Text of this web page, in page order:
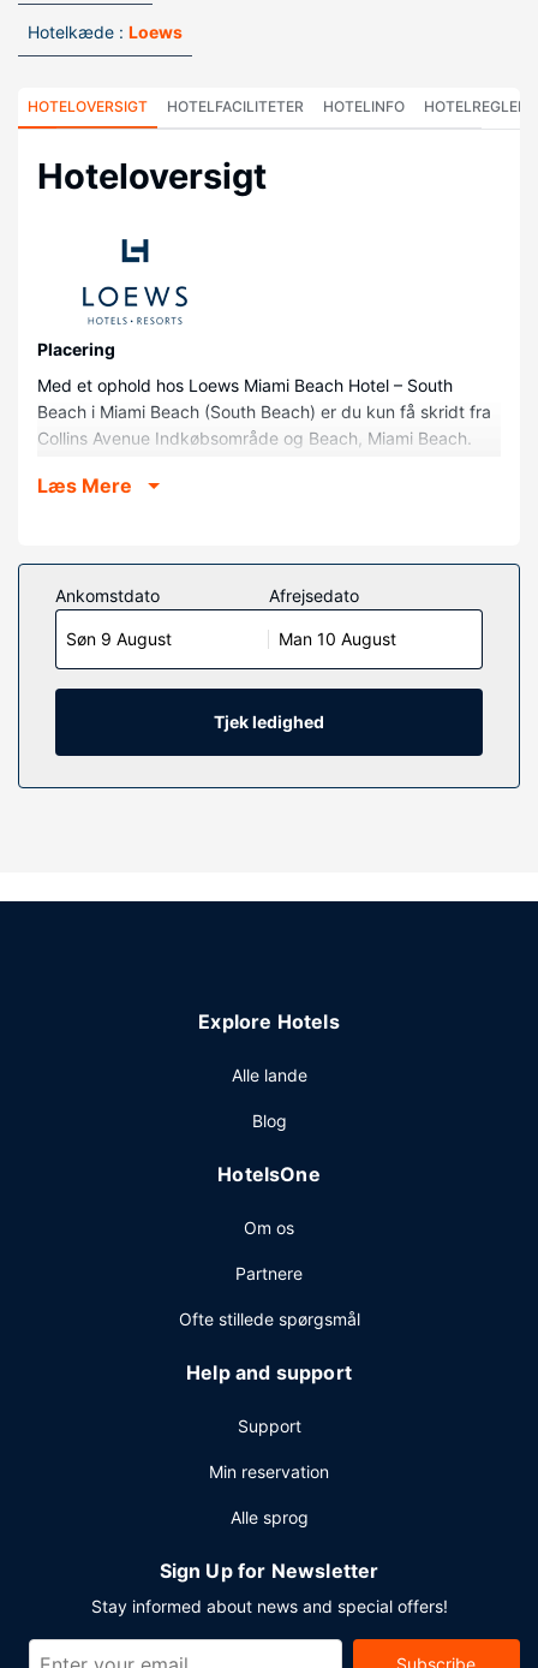
Hotelkæde : Loews
HOTELOVERSIGT HOTELFACILITETER HOTELINFO HOTELREGLER
Hoteloversigt
Placering
Med et ophold hos Loews Miami Beach Hotel – South
Beach i Miami Beach (South Beach) er du kun få skridt fra
Collins Avenue Indkøbsområde og Beach, Miami Beach.
1 km fra Miami Beach Convention Center.
Føl dig hjemme i et af de 790 aircondition-afkølede
værelser, der indeholder minibar og smart-tv. Din seng er
udstyret med dundyner og premium-sengetøj. Et tv med
kabelkanaler sørger for underholdningen. Værelset har et
privat badeværelse med badekar eller bruser samt
designertoiletartikler og hårtørrer.
nyde massage, kropsbehandlinger samt
i art deco-stil inkluderer concierge-tjenester, babysitning
restauranter på dette hotel. Du kan også blive på værelset
eller hente en snack på stedets kaffebar/café. Afslut
morgenmad serveres på hverdage fra kl. 07.00 til kl. 11.00
Gæsterne har blandt andet adgang til et forretningscenter,
Selvstændig parkering (tillægsgebyr) er til rådighed på
Læs Mere
Ankomstdato
Søn 9 August
Afrejsedato
Man 10 August
Tjek ledighed
Explore Hotels
Alle lande
Blog
HotelsOne
Om os
Partnere
Ofte stillede spørgsmål
Help and support
Support
Min reservation
Alle sprog
Sign Up for Newsletter
Stay informed about news and special offers!
Subscribe